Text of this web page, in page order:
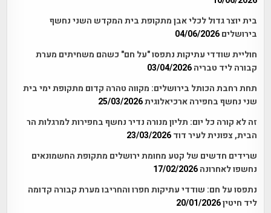
בית יוצר גדול לכלי אבן מתקופת בית המקדש השני נחשף
בירושלים 04/06/2026
חוליית שודדי עתיקות נתפסו "על חם" כשהם משחיתים מערת
קבורה ליד טבריה 03/04/2026
תחת רחבת הכותל בירושלים: מקווה טהרה קדום מתקופת ימי בית
שני נחשף בחפירה ארכיאלוגית25/03/2026
זה לא קורה כל יום: תליון מנורה נדיר נחשף בחפירות למרגלות הר
הבית, צפונית לעיר דוד 23/03/2026
שרידים חדשים של קטע מחומת ירושלים מתקופת החשמונאים
נחשפו לאחרונה 17/02/2026
נתפסו על חם: שודדי עתיקות חפרו והחריבו מערת קבורה קדומה
ליד חיטין20/01/2026